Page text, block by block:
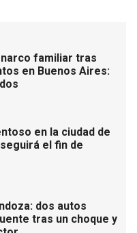
narco familiar tras
en Buenos Aires:
en la ciudad de
el fin de
dos autos
tras un choque y